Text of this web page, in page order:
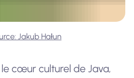
Jakub Hałun
cœur culturel de Java,